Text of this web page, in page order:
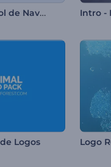
Paseo Festivo de Árbol de Navidad Intro -
Logos Logo